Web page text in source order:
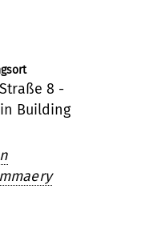
8 -
Building